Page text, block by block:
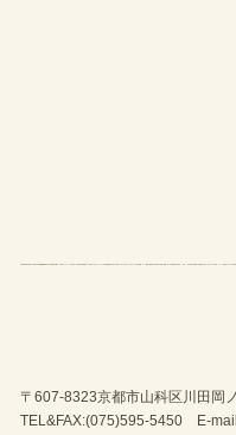
〒607-8323京都市山科区川田岡
TEL&FAX:(075)595-5450 E-